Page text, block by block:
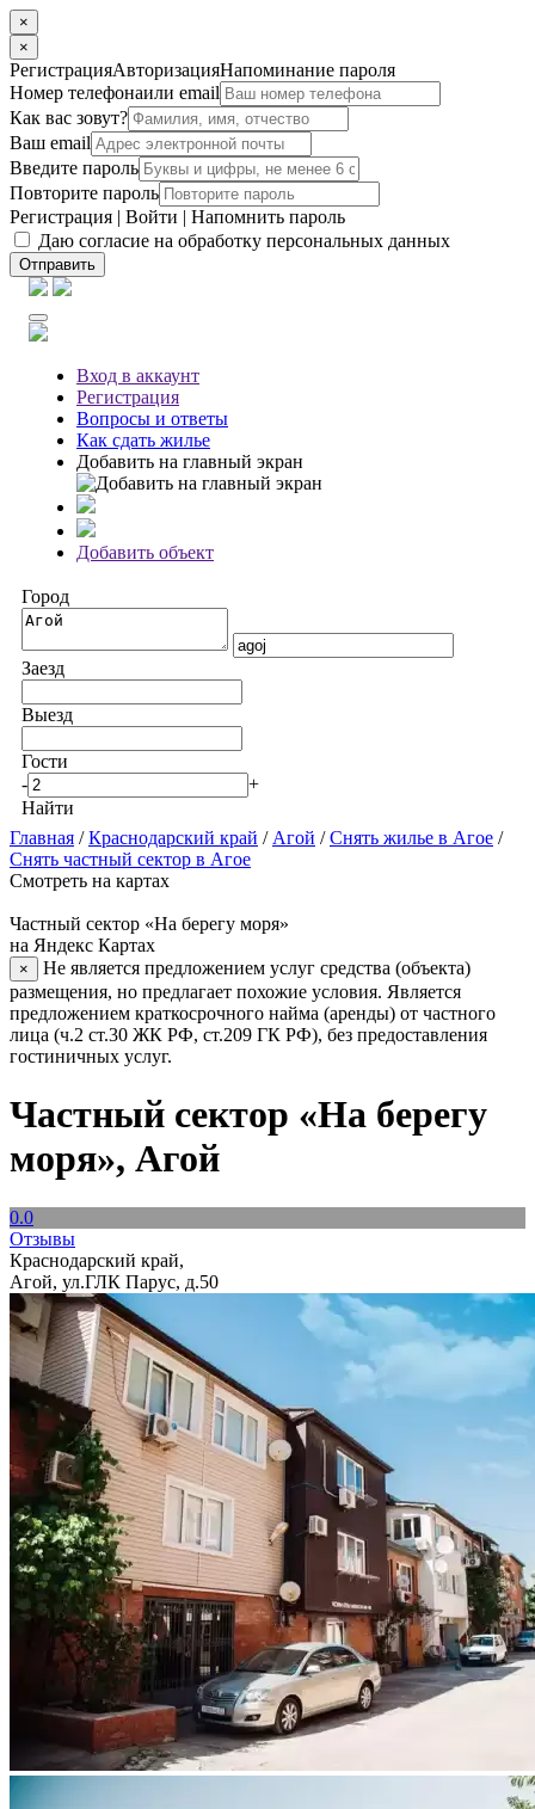
×
×
РегистрацияАвторизацияНапоминание пароля
Номер телефонаили email
Как вас зовут?
Ваш email
Введите пароль
Повторите пароль
Регистрация | Войти | Напомнить пароль
Даю согласие на обработку персональных данных
Отправить
Вход в аккаунт
Регистрация
Вопросы и ответы
Как сдать жилье
Добавить на главный экран
Добавить объект
Город
Заезд
Выезд
Гости
-
+
Найти
Главная /Краснодарский край / Агой /Снять жилье в Агое /
Снять частный сектор в Агое
Смотреть на картах
Частный сектор «На берегу моря»
на Яндекс Картах
×
Не является предложением услуг средства (объекта)
размещения, но предлагает похожие условия. Является
предложением краткосрочного найма (аренды) от частного
лица (ч.2 ст.30 ЖК РФ, ст.209 ГК РФ), без предоставления
гостиничных услуг.
Частный сектор «На берегу
моря», Агой
0.0
Отзывы
Краснодарский край,
Агой, ул.ГЛК Парус, д.50